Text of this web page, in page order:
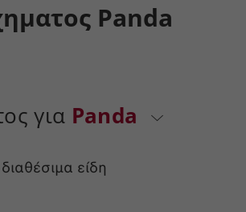
Panda
για Panda
διαθέσιμα είδη